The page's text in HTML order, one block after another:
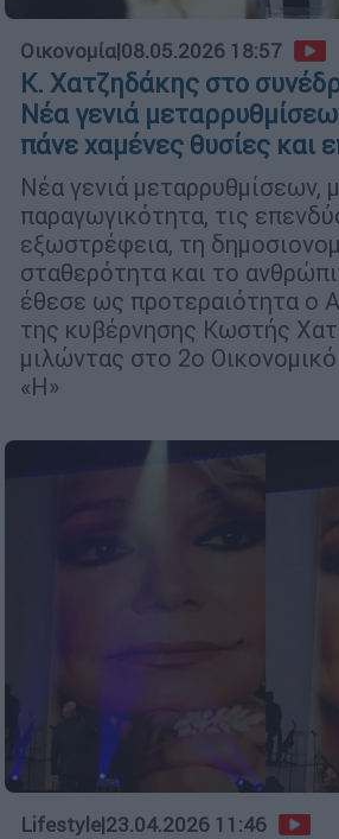
Οικονομία|08.05.2026 18:57
Κ. Χατζηδάκης στο
Νέα γενιά
πάνε χαμένες θυσίες και
Νέα γενιά μεταρρυθμίσεων,
παραγωγικότητα, τις
εξωστρέφεια, τη
σταθερότητα και το
έθεσε ως προτεραιότητα ο
της κυβέρνησης Κωστής
μιλώντας στο 2ο
«Η»
Lifestyle|23.04.2026 11:46